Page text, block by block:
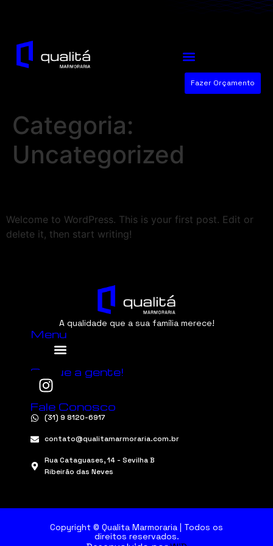
Fazer Orçamento
Categoria:
Uncategorized
Welcome to WordPress. This is your first post. Edit or
delete it, then start writing!
A qualidade que a sua família merece!
Menu
Segue a gente!
Fale Conosco
(31) 9 8120-6917
contato@qualitamarmoraria.com.br
Rua Cataguases, 14 - Sevilha B
Ribeirão das Neves
Copyright © Qualita Marmoraria | Todos os
direitos reservados.